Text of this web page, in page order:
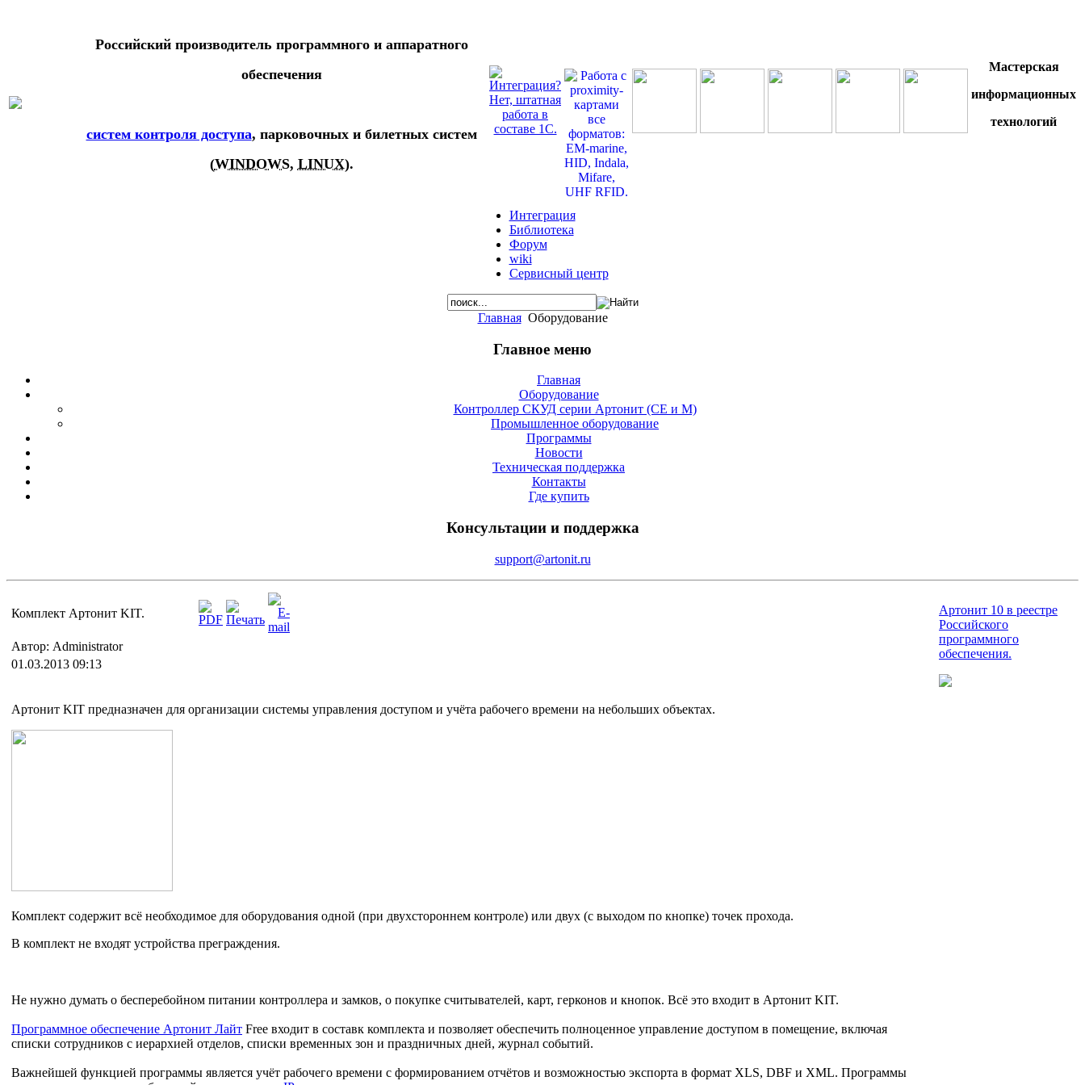
Российский производитель программного и аппаратного
обеспечения
систем контроля доступа, парковочных и билетных систем
(WINDOWS, LINUX).
Мастерская
информационных
технологий
Интеграция
Библиотека
Форум
wiki
Сервисный центр
Главная Оборудование
Главное меню
Главная
Оборудование
Контроллер СКУД серии Артонит (СE и М)
Промышленное оборудование
Программы
Новости
Техническая поддержка
Контакты
Где купить
Консультации и поддержка
support@artonit.ru
Комплект Артонит KIT.
Автор: Administrator
01.03.2013 09:13
Артонит KIT предназначен для организации системы управления доступом и учёта рабочего времени на небольших объектах.
Комплект содержит всё необходимое для оборудования одной (при двухстороннем контроле) или двух (с выходом по кнопке) точек прохода.
В комплект не входят устройства преграждения.
Не нужно думать о бесперебойном питании контроллера и замков, о покупке считывателей, карт, герконов и кнопок. Всё это входит в Артонит KIT.
Программное обеспечение Артонит Лайт Free входит в составк комплекта и позволяет обеспечить полноценное управление доступом в помещение, включая
списки сотрудников с иерархией отделов, списки временных зон и праздничных дней, журнал событий.
Важнейшей функцией программы является учёт рабочего времени с формированием отчётов и возможностью экспорта в формат XLS, DBF и XML. Программы
Артонит 10 в реестре
Российского
программного
обеспечения.